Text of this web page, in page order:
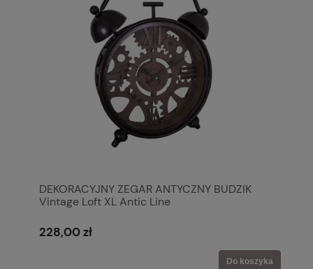
DEKORACYJNY ZEGAR ANTYCZNY BUDZIK
Vintage Loft XL Antic Line
228,00 zł
Do koszyka